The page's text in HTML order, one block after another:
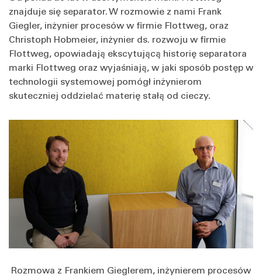
znajduje się separator. W rozmowie z nami Frank
Giegler, inżynier procesów w firmie Flottweg, oraz
Christoph Hobmeier, inżynier ds. rozwoju w firmie
Flottweg, opowiadają ekscytującą historię separatora
marki Flottweg oraz wyjaśniają, w jaki sposób postęp w
technologii systemowej pomógł inżynierom
skuteczniej oddzielać materię stałą od cieczy.
Rozmowa z Frankiem Gieglerem, inżynierem procesów